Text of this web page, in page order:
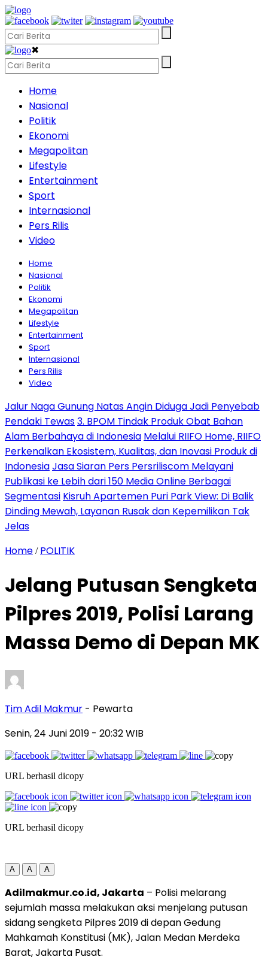
✖
Home
Nasional
Politik
Ekonomi
Megapolitan
Lifestyle
Entertainment
Sport
Internasional
Pers Rilis
Video
Home
Nasional
Politik
Ekonomi
Megapolitan
Lifestyle
Entertainment
Sport
Internasional
Pers Rilis
Video
Jalur Naga Gunung Natas Angin Diduga Jadi Penyebab
Pendaki Tewas3. BPOM Tindak Produk Obat Bahan
Alam Berbahaya di Indonesia Melalui RIIFO Home, RIIFO
Perkenalkan Ekosistem, Kualitas, dan Inovasi Produk di
IndonesiaJasa Siaran Pers Persriliscom Melayani
Publikasi ke Lebih dari 150 Media Online Berbagai
Segmentasi Kisruh Apartemen Puri Park View: Di Balik
Dinding Mewah, Layanan Rusak dan Kepemilikan Tak
Jelas
Home / POLITIK
Jelang Putusan Sengketa
Pilpres 2019, Polisi Larang
Massa Demo di Depan MK
Tim Adil Makmur - Pewarta
Senin, 24 Juni 2019 - 20:32 WIB
URL berhasil dicopy
URL berhasil dicopy
A A A
Adilmakmur.co.id, Jakarta – Polisi melarang
sejumlah massa melakukan aksi menjelang putusan
sidang sengketa Pilpres 2019 di depan Gedung
Mahkamah Konstitusi (MK), Jalan Medan Merdeka
Barat, Jakarta Pusat.